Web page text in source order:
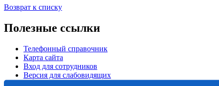
Возврат к списку
Полезные ссылки
Телефонный справочник
Карта сайта
Вход для сотрудников
Версия для слабовидящих